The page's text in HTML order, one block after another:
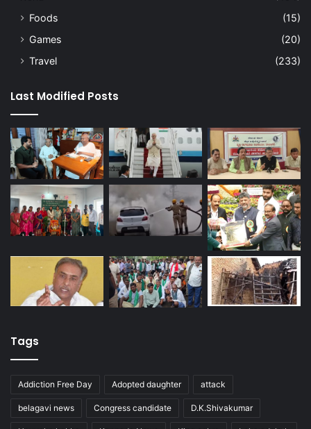
Foods
(15)
Games
(20)
Travel
(233)
Last Modified Posts
Tags
Addiction Free Day Adopted daughter attack
belagavi news Congress candidate D.K.Shivakumar